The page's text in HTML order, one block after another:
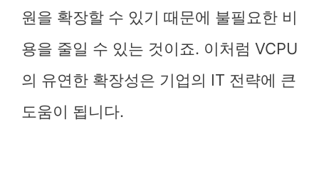
원을 확장할 수 있기 때문에 불필요한 비
용을 줄일 수 있는 것이죠. 이처럼 VCPU
의 유연한 확장성은 기업의 IT 전략에 큰
도움이 됩니다.